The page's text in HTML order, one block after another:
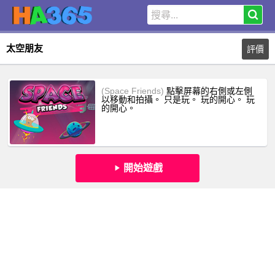
太空朋友 評價
(Space Friends) 點擊屏幕的右側或左側
以移動和拍攝。 只是玩。 玩的開心。 玩
的開心。
開始遊戲